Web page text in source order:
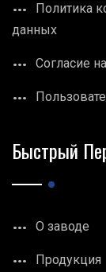
Политика
данных
Согласие
Быстрый
О заводе
Продукция